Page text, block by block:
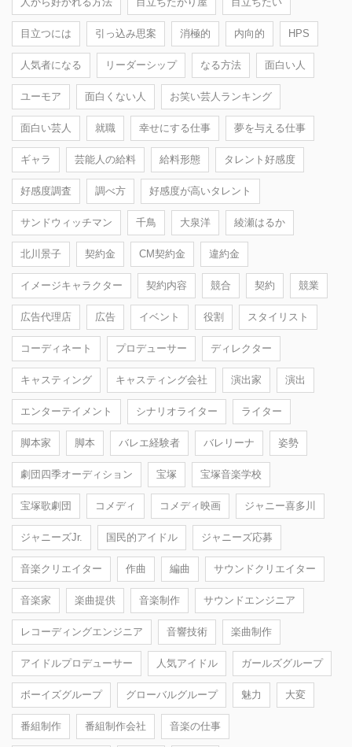
目立つには 引っ込み思案 消極的 内向的 HPS
人気者になる リーダーシップ なる方法 面白い人
ユーモア 面白くない人 お笑い芸人ランキング
面白い芸人 就職 幸せにする仕事 夢を与える仕事
ギャラ 芸能人の給料 給料形態 タレント好感度
好感度調査 調べ方 好感度が高いタレント
サンドウィッチマン 千鳥 大泉洋 綾瀬はるか
北川景子 契約金 CM契約金 違約金
イメージキャラクター 契約内容 競合 契約 競業
広告代理店 広告 イベント 役割 スタイリスト
コーディネート プロデューサー ディレクター
キャスティング キャスティング会社 演出家 演出
エンターテイメント シナリオライター ライター
脚本家 脚本 バレエ経験者 バレリーナ 姿勢
劇団四季オーディション 宝塚 宝塚音楽学校
宝塚歌劇団 コメディ コメディ映画 ジャニー喜多川
ジャニーズJr. 国民的アイドル ジャニーズ応募
音楽クリエイター 作曲 編曲 サウンドクリエイター
音楽家 楽曲提供 音楽制作 サウンドエンジニア
レコーディングエンジニア 音響技術 楽曲制作
アイドルプロデューサー 人気アイドル ガールズグループ
ボーイズグループ グローバルグループ 魅力 大変
番組制作 番組制作会社 音楽の仕事